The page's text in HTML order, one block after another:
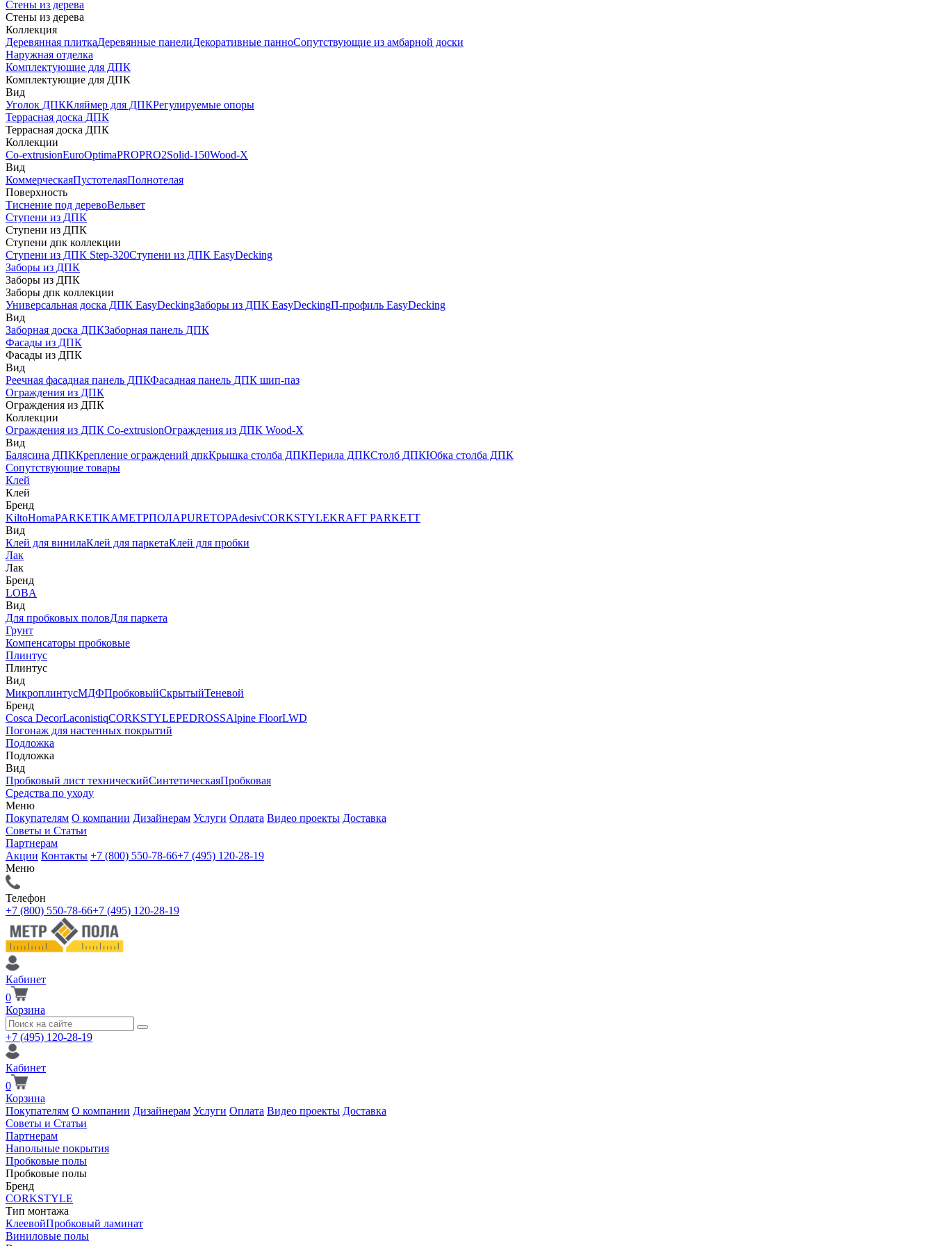
Стены из дерева
Стены из дерева
Коллекция
Деревянная плиткаДеревянные панелиДекоративные панноСопутствующие из амбарной доски
Наружная отделка
Комплектующие для ДПК
Комплектующие для ДПК
Вид
Уголок ДПККляймер для ДПКРегулируемые опоры
Террасная доска ДПК
Террасная доска ДПК
Коллекции
Co-extrusionEuroOptimaPROPRO2Solid-150Wood-X
Вид
КоммерческаяПустотелаяПолнотелая
Поверхность
Тиснение под деревоВельвет
Ступени из ДПК
Ступени из ДПК
Ступени дпк коллекции
Ступени из ДПК Step-320Ступени из ДПК EasyDecking
Заборы из ДПК
Заборы из ДПК
Заборы дпк коллекции
Универсальная доска ДПК EasyDeckingЗаборы из ДПК EasyDeckingП-профиль EasyDecking
Вид
Заборная доска ДПКЗаборная панель ДПК
Фасады из ДПК
Фасады из ДПК
Вид
Реечная фасадная панель ДПКФасадная панель ДПК шип-паз
Ограждения из ДПК
Ограждения из ДПК
Коллекции
Ограждения из ДПК Co-extrusionОграждения из ДПК Wood-X
Вид
Балясина ДПККрепление ограждений дпкКрышка столба ДПКПерила ДПКСтолб ДПКЮбка столба ДПК
Сопутствующие товары
Клей
Клей
Бренд
KiltoHomaPARKETIKAМЕТРПОЛАPURETOPAdesivCORKSTYLEKRAFT PARKETT
Вид
Клей для винилаКлей для паркетаКлей для пробки
Лак
Лак
Бренд
LOBA
Вид
Для пробковых половДля паркета
Грунт
Компенсаторы пробковые
Плинтус
Плинтус
Вид
МикроплинтусМДФПробковыйСкрытыйТеневой
Бренд
Cosca DecorLaconistiqCORKSTYLEPEDROSSAlpine FloorLWD
Погонаж для настенных покрытий
Подложка
Подложка
Вид
Пробковый лист техническийСинтетическаяПробковая
Средства по уходу
Меню
Покупателям О компании Дизайнерам Услуги Оплата Видео проекты Доставка
Советы и Статьи
Партнерам
Акции Контакты +7 (800) 550-78-66+7 (495) 120-28-19
Меню
Телефон
+7 (800) 550-78-66+7 (495) 120-28-19
Кабинет
0
Корзина
+7 (495) 120-28-19
Кабинет
0
Корзина
Покупателям О компании Дизайнерам Услуги Оплата Видео проекты Доставка
Советы и Статьи
Партнерам
Напольные покрытия
Пробковые полы
Пробковые полы
Бренд
CORKSTYLE
Тип монтажа
КлеевойПробковый ламинат
Виниловые полы